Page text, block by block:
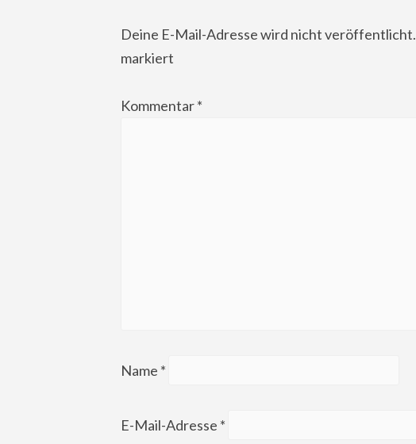
Deine E-Mail-Adresse wird nicht veröffentlicht.
markiert
Kommentar*
Name *
E-Mail-Adresse *